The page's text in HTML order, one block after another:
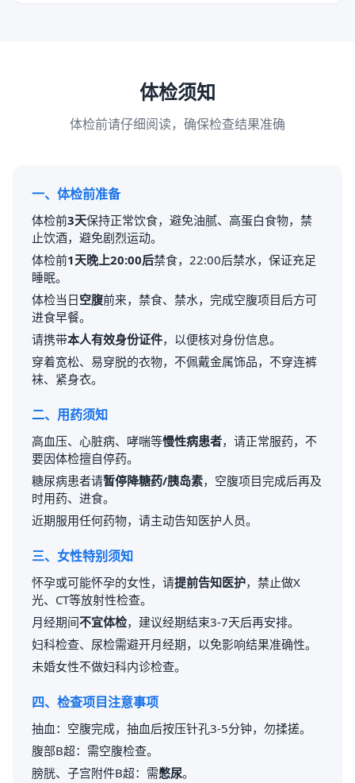
体检须知
体检前请仔细阅读，确保检查结果准确
一、体检前准备
体检前3天保持正常饮食，避免油腻、高蛋白食物，禁
止饮酒，避免剧烈运动。
体检前1天晚上20:00后禁食，22:00后禁水，保证充足
睡眠。
体检当日空腹前来，禁食、禁水，完成空腹项目后方可
进食早餐。
请携带本人有效身份证件，以便核对身份信息。
穿着宽松、易穿脱的衣物，不佩戴金属饰品，不穿连裤
袜、紧身衣。
二、用药须知
高血压、心脏病、哮喘等慢性病患者，请正常服药，不
要因体检擅自停药。
糖尿病患者请暂停降糖药/胰岛素，空腹项目完成后再及
时用药、进食。
近期服用任何药物，请主动告知医护人员。
三、女性特别须知
怀孕或可能怀孕的女性，请提前告知医护，禁止做X
光、CT等放射性检查。
月经期间不宜体检，建议经期结束3-7天后再安排。
妇科检查、尿检需避开月经期，以免影响结果准确性。
未婚女性不做妇科内诊检查。
四、检查项目注意事项
抽血：空腹完成，抽血后按压针孔3-5分钟，勿揉搓。
腹部B超：需空腹检查。
膀胱、子宫附件B超：需憋尿。